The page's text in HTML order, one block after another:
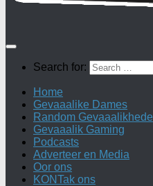
Search for:
Home
Gevaaalike Dames
Random Gevaaalikhede
Gevaaalik Gaming
Podcasts
Adverteer en Media
Oor ons
KONTak ons